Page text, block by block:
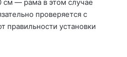
см — рама в этом случае
проверяется с
правильности установки